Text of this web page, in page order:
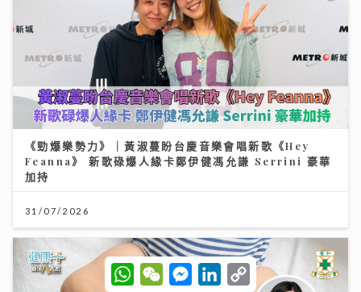
《勁爆樂勢力》｜黃淑蔓盼台慶音樂會唱新歌《Hey
Feanna》 新歌碌爆人緣卡鄭伊健馮允謙 Serrini 豪華
加持
31/07/2026
W
h
W
e
M
e
L
C